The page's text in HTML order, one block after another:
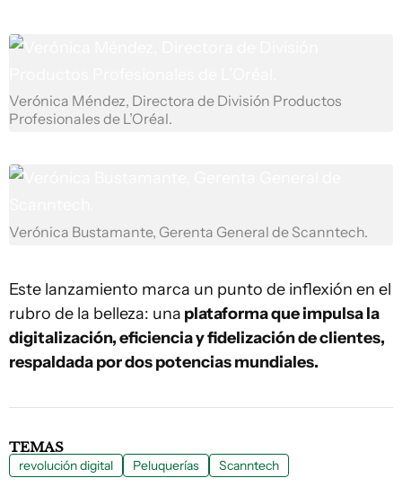
Verónica Méndez, Directora de División Productos
Profesionales de L’Oréal.
Verónica Bustamante, Gerenta General de Scanntech.
Este lanzamiento marca un punto de inflexión en el
rubro de la belleza: una plataforma que impulsa la
digitalización, eficiencia y fidelización de clientes,
respaldada por dos potencias mundiales.
TEMAS
revolución digital Peluquerías Scanntech